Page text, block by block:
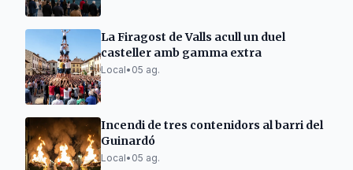
La Firagost de Valls acull un duel
casteller amb gamma extra
Local• 05 ag.
Incendi de tres contenidors al barri del
Guinardó
Local• 05 ag.